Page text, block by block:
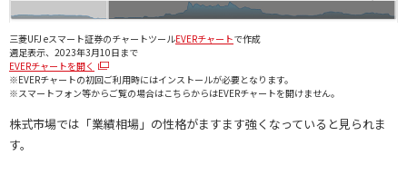
三菱UFJ eスマート証券のチャートツールEVERチャートで作成
週足表示、2023年3月10日まで
EVERチャートを開く
※EVERチャートの初回ご利用時にはインストールが必要となります。
※スマートフォン等からご覧の場合はこちらからはEVERチャートを開けません。
株式市場では「業績相場」の性格がますます強くなっていると見られま
す。